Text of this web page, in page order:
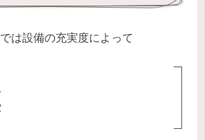
は設備の充実度によって